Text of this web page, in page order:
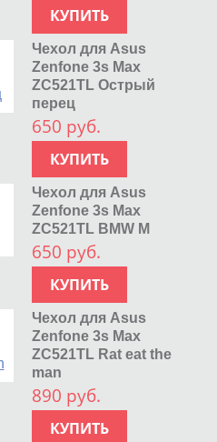
КУПИТЬ
Чехол для Asus
Zenfone 3s Max
ZC521TL Острый
перец
650 руб.
КУПИТЬ
Чехол для Asus
Zenfone 3s Max
ZC521TL BMW M
650 руб.
КУПИТЬ
Чехол для Asus
Zenfone 3s Max
ZC521TL Rat eat the
man
890 руб.
КУПИТЬ